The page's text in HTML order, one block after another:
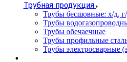
Трубная продукция
Трубы бесшовные: х/д,
Трубы
Трубы обечаечные
Трубы профильные
Трубы электросварные